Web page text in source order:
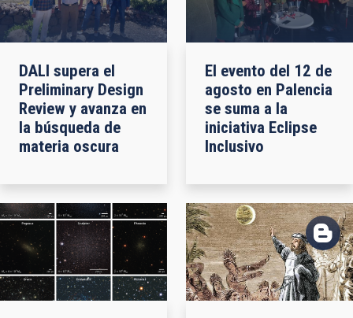
DALI supera el
Preliminary Design
Review y avanza en
la búsqueda de
materia oscura
El evento del 12 de
agosto en Palencia
se suma a la
iniciativa Eclipse
Inclusivo